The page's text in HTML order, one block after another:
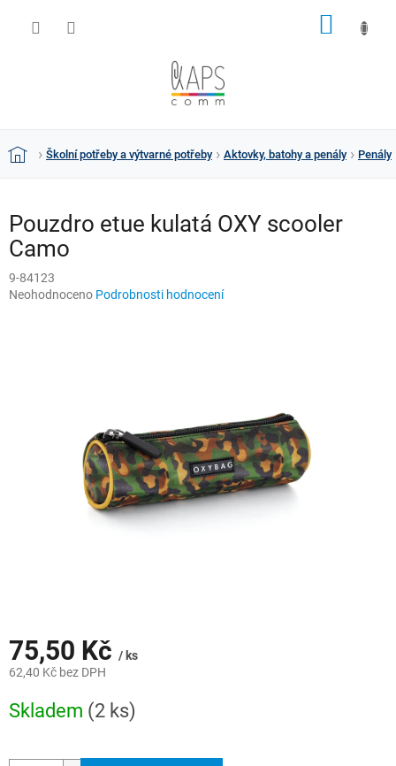
DomůŠkolní potřeby a výtvarné potřeby Aktovky, batohy a penály Penály
Pouzdro etue kulatá OXY scooler
Camo
9-84123
Průměrné
Neohodnoceno Podrobnosti hodnocení
75,50 Kč / ks
62,40 Kč bez DPH
cena:
Skladem (2 ks)